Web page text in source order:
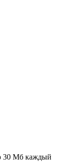
30 Мб каждый